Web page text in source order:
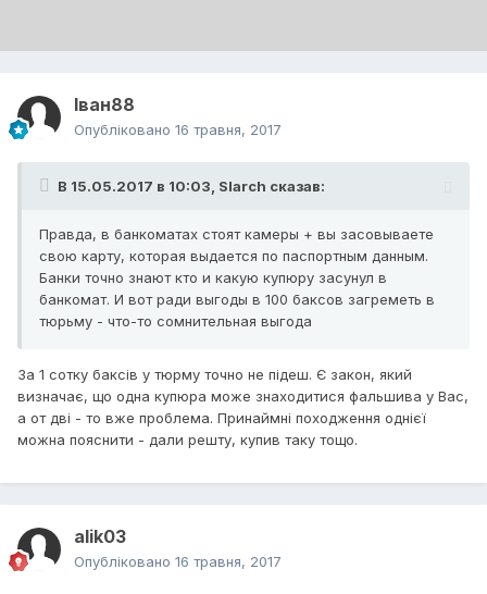
Іван88
Опубліковано 16 травня, 2017
В 15.05.2017 в 10:03, Slarch сказав:
Правда, в банкоматах стоят камеры + вы засовываете
свою карту, которая выдается по паспортным данным.
Банки точно знают кто и какую купюру засунул в
банкомат. И вот ради выгоды в 100 баксов загреметь в
тюрьму - что-то сомнительная выгода
За 1 сотку баксів у тюрму точно не підеш. Є закон, який
визначає, що одна купюра може знаходитися фальшива у Вас,
а от дві - то вже проблема. Принаймні походження однієї
можна пояснити - дали решту, купив таку тощо.
alik03
Опубліковано 16 травня, 2017